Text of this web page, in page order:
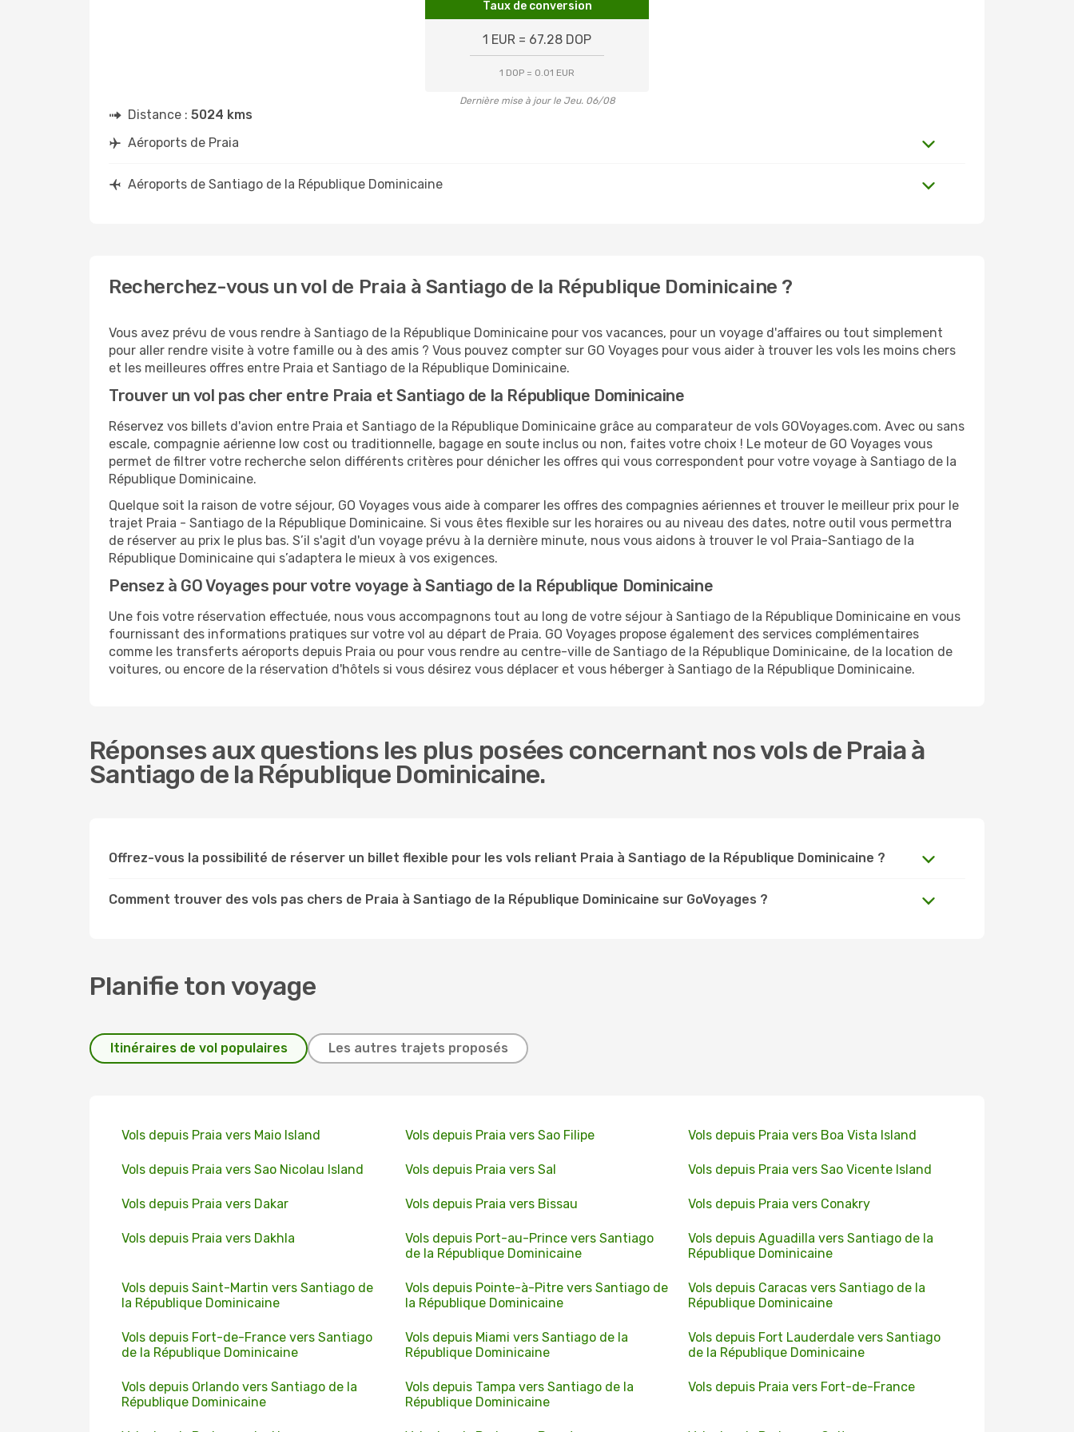
Taux de conversion
1 EUR = 67.28 DOP
1 DOP = 0.01 EUR
Dernière mise à jour le Jeu. 06/08
Distance : 5024 kms
Aéroports de Praia
Aéroports de Santiago de la République Dominicaine
Recherchez-vous un vol de Praia à Santiago de la République Dominicaine ?
Vous avez prévu de vous rendre à Santiago de la République Dominicaine pour vos vacances, pour un voyage d'affaires ou tout simplement
pour aller rendre visite à votre famille ou à des amis ? Vous pouvez compter sur GO Voyages pour vous aider à trouver les vols les moins chers
et les meilleures offres entre Praia et Santiago de la République Dominicaine.
Trouver un vol pas cher entre Praia et Santiago de la République Dominicaine
Réservez vos billets d'avion entre Praia et Santiago de la République Dominicaine grâce au comparateur de vols GOVoyages.com. Avec ou sans
escale, compagnie aérienne low cost ou traditionnelle, bagage en soute inclus ou non, faites votre choix ! Le moteur de GO Voyages vous
permet de filtrer votre recherche selon différents critères pour dénicher les offres qui vous correspondent pour votre voyage à Santiago de la
République Dominicaine.
Quelque soit la raison de votre séjour, GO Voyages vous aide à comparer les offres des compagnies aériennes et trouver le meilleur prix pour le
trajet Praia - Santiago de la République Dominicaine. Si vous êtes flexible sur les horaires ou au niveau des dates, notre outil vous permettra
de réserver au prix le plus bas. S’il s'agit d'un voyage prévu à la dernière minute, nous vous aidons à trouver le vol Praia-Santiago de la
République Dominicaine qui s’adaptera le mieux à vos exigences.
Pensez à GO Voyages pour votre voyage à Santiago de la République Dominicaine
Une fois votre réservation effectuée, nous vous accompagnons tout au long de votre séjour à Santiago de la République Dominicaine en vous
fournissant des informations pratiques sur votre vol au départ de Praia. GO Voyages propose également des services complémentaires
comme les transferts aéroports depuis Praia ou pour vous rendre au centre-ville de Santiago de la République Dominicaine, de la location de
voitures, ou encore de la réservation d'hôtels si vous désirez vous déplacer et vous héberger à Santiago de la République Dominicaine.
Réponses aux questions les plus posées concernant nos vols de Praia à
Santiago de la République Dominicaine.
Offrez-vous la possibilité de réserver un billet flexible pour les vols reliant Praia à Santiago de la République Dominicaine ?
Comment trouver des vols pas chers de Praia à Santiago de la République Dominicaine sur GoVoyages ?
Planifie ton voyage
Itinéraires de vol populaires Les autres trajets proposés
Vols depuis Praia vers Maio Island Vols depuis Praia vers Sao Filipe Vols depuis Praia vers Boa Vista Island
Vols depuis Praia vers Sao Nicolau Island Vols depuis Praia vers Sal Vols depuis Praia vers Sao Vicente Island
Vols depuis Praia vers Dakar Vols depuis Praia vers Bissau Vols depuis Praia vers Conakry
Vols depuis Praia vers Dakhla
Vols depuis Port-au-Prince vers Santiago
de la République Dominicaine
Vols depuis Aguadilla vers Santiago de la
République Dominicaine
Vols depuis Saint-Martin vers Santiago de
la République Dominicaine
Vols depuis Pointe-à-Pitre vers Santiago de
la République Dominicaine
Vols depuis Caracas vers Santiago de la
République Dominicaine
Vols depuis Fort-de-France vers Santiago
de la République Dominicaine
Vols depuis Miami vers Santiago de la
République Dominicaine
Vols depuis Fort Lauderdale vers Santiago
de la République Dominicaine
Vols depuis Orlando vers Santiago de la
République Dominicaine
Vols depuis Tampa vers Santiago de la
République Dominicaine
Vols depuis Praia vers Fort-de-France